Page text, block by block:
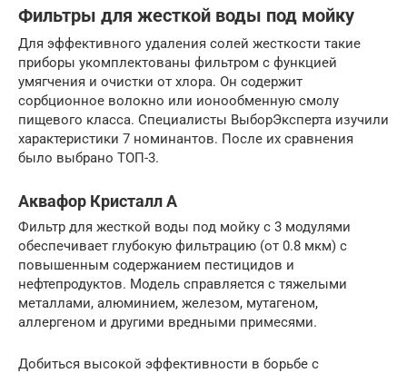
Фильтры для жесткой воды под мойку
Для эффективного удаления солей жесткости такие
приборы укомплектованы фильтром с функцией
умягчения и очистки от хлора. Он содержит
сорбционное волокно или ионообменную смолу
пищевого класса. Специалисты ВыборЭксперта изучили
характеристики 7 номинантов. После их сравнения
было выбрано ТОП-3.
Аквафор Кристалл А
Фильтр для жесткой воды под мойку с 3 модулями
обеспечивает глубокую фильтрацию (от 0.8 мкм) с
повышенным содержанием пестицидов и
нефтепродуктов. Модель справляется с тяжелыми
металлами, алюминием, железом, мутагеном,
аллергеном и другими вредными примесями.
Добиться высокой эффективности в борьбе с